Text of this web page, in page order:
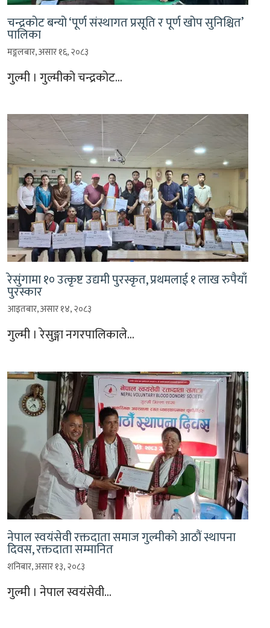
चन्द्रकोट बन्यो ‘पूर्ण संस्थागत प्रसूति र पूर्ण खोप सुनिश्चित’
पालिका
मङ्गलबार, असार १६, २०८३
गुल्मी । गुल्मीको चन्द्रकोट…
रेसुंगामा १० उत्कृष्ट उद्यमी पुरस्कृत, प्रथमलाई १ लाख रुपैयाँ
पुरस्कार
आइतबार, असार १४, २०८३
गुल्मी । रेसुङ्गा नगरपालिकाले…
नेपाल स्वयंसेवी रक्तदाता समाज गुल्मीको आठौं स्थापना
दिवस, रक्तदाता सम्मानित
शनिबार, असार १३, २०८३
गुल्मी । नेपाल स्वयंसेवी…